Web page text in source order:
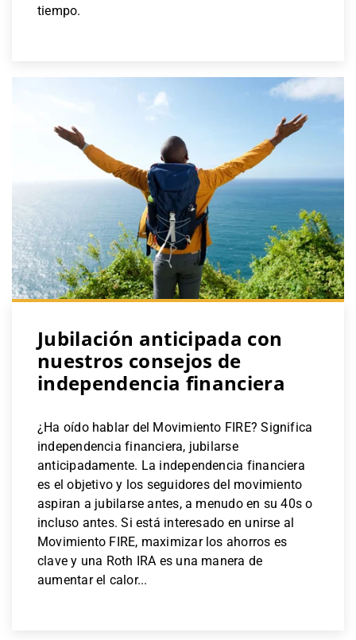
tiempo.
Jubilación anticipada con
nuestros consejos de
independencia financiera
¿Ha oído hablar del Movimiento FIRE? Significa
independencia financiera, jubilarse
anticipadamente. La independencia financiera
es el objetivo y los seguidores del movimiento
aspiran a jubilarse antes, a menudo en su 40s o
incluso antes. Si está interesado en unirse al
Movimiento FIRE, maximizar los ahorros es
clave y una Roth IRA es una manera de
aumentar el calor...